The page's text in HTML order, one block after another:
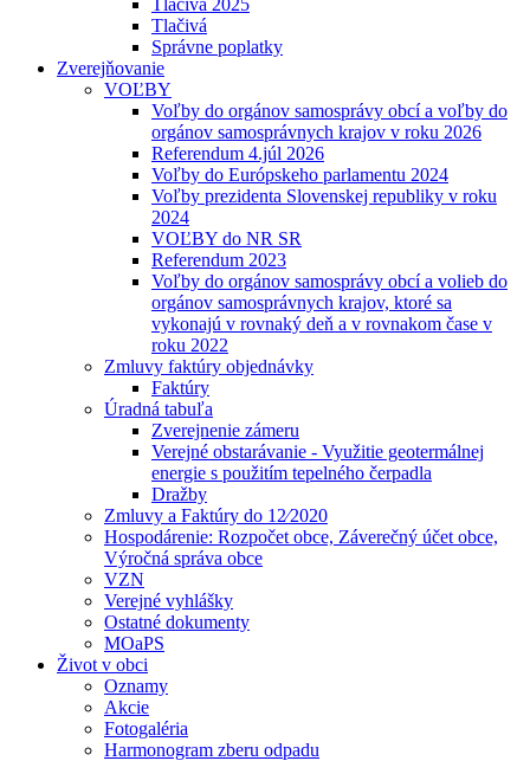
Tlačivá 2025
Tlačivá
Správne poplatky
Zverejňovanie
VOĽBY
Voľby do orgánov samosprávy obcí a voľby do
orgánov samosprávnych krajov v roku 2026
Referendum 4.júl 2026
Voľby do Európskeho parlamentu 2024
Voľby prezidenta Slovenskej republiky v roku
2024
VOĽBY do NR SR
Referendum 2023
Voľby do orgánov samosprávy obcí a volieb do
orgánov samosprávnych krajov, ktoré sa
vykonajú v rovnaký deň a v rovnakom čase v
roku 2022
Zmluvy faktúry objednávky
Faktúry
Úradná tabuľa
Zverejnenie zámeru
Verejné obstarávanie - Využitie geotermálnej
energie s použitím tepelného čerpadla
Dražby
Zmluvy a Faktúry do 12⁄2020
Hospodárenie: Rozpočet obce, Záverečný účet obce,
Výročná správa obce
VZN
Verejné vyhlášky
Ostatné dokumenty
MOaPS
Život v obci
Oznamy
Akcie
Fotogaléria
Harmonogram zberu odpadu